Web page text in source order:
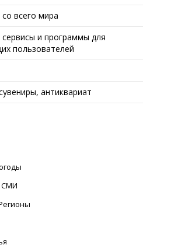
всего мира
и программы для
пользователей
антиквариат
СМИ